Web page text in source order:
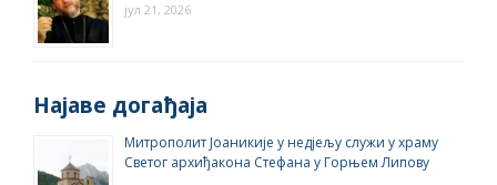
јул 21, 2026
Најаве догађаја
Митрополит Јоаникије у недјељу служи у храму
Светог архиђакона Стефана у Горњем Липову